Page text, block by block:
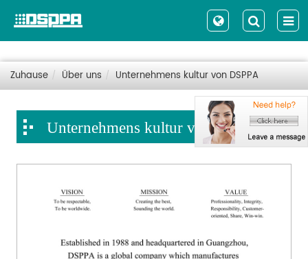
Zuhause Über uns Unternehmens kultur von DSPPA
Unternehmens kultur von DSPPA